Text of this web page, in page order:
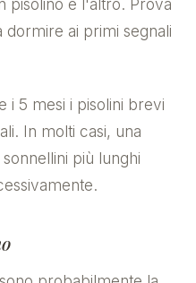
pisolino e l'altro. Prova
ai primi segnali
i 5 mesi i pisolini brevi
In molti casi, una
più lunghi